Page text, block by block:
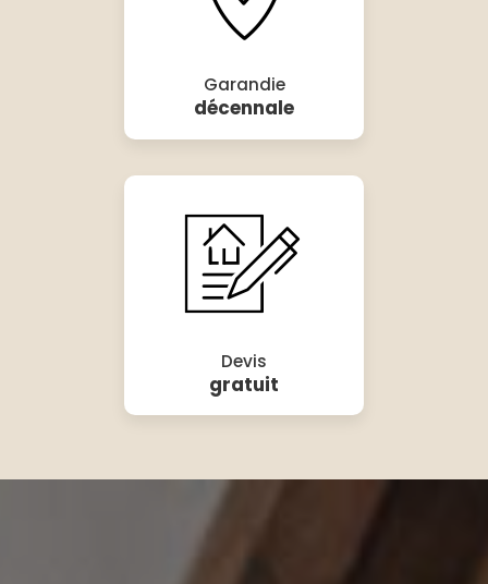
Garandie
décennale
Devis
gratuit